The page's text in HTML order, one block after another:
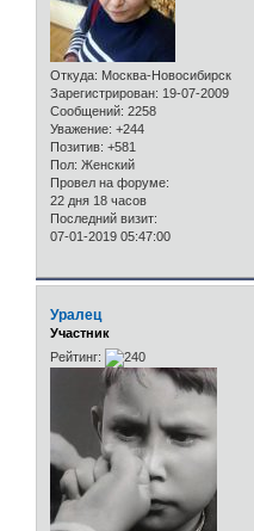
Откуда: Москва-Новосибирск
Зарегистрирован: 19-07-2009
Сообщений: 2258
Уважение: +244
Позитив: +581
Пол: Женский
Провел на форуме:
22 дня 18 часов
Последний визит:
07-01-2019 05:47:00
Уралец
Участник
Рейтинг: